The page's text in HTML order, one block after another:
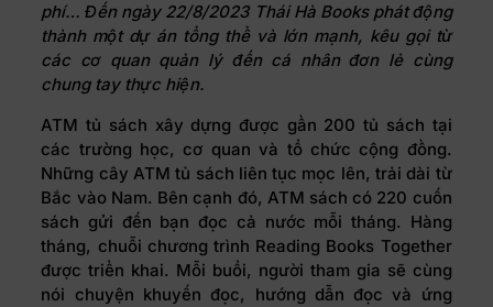
phí… Đến ngày 22/8/2023 Thái Hà Books phát động
thành một dự án tổng thể và lớn mạnh, kêu gọi từ
các cơ quan quản lý đến cá nhân đơn lẻ cùng
chung tay thực hiện.
ATM tủ sách xây dựng được gần 200 tủ sách tại
các trường học, cơ quan và tổ chức cộng đồng.
Những cây ATM tủ sách liên tục mọc lên, trải dài từ
Bắc vào Nam. Bên cạnh đó, ATM sách có 220 cuốn
sách gửi đến bạn đọc cả nước mỗi tháng. Hàng
tháng, chuỗi chương trình Reading Books Together
được triển khai. Mỗi buổi, người tham gia sẽ cùng
nói chuyện khuyến đọc, hướng dẫn đọc và ứng